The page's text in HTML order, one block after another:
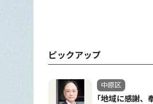
ピックアップ
中原区
｢地域に感謝、